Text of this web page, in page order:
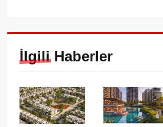
İlgili Haberler